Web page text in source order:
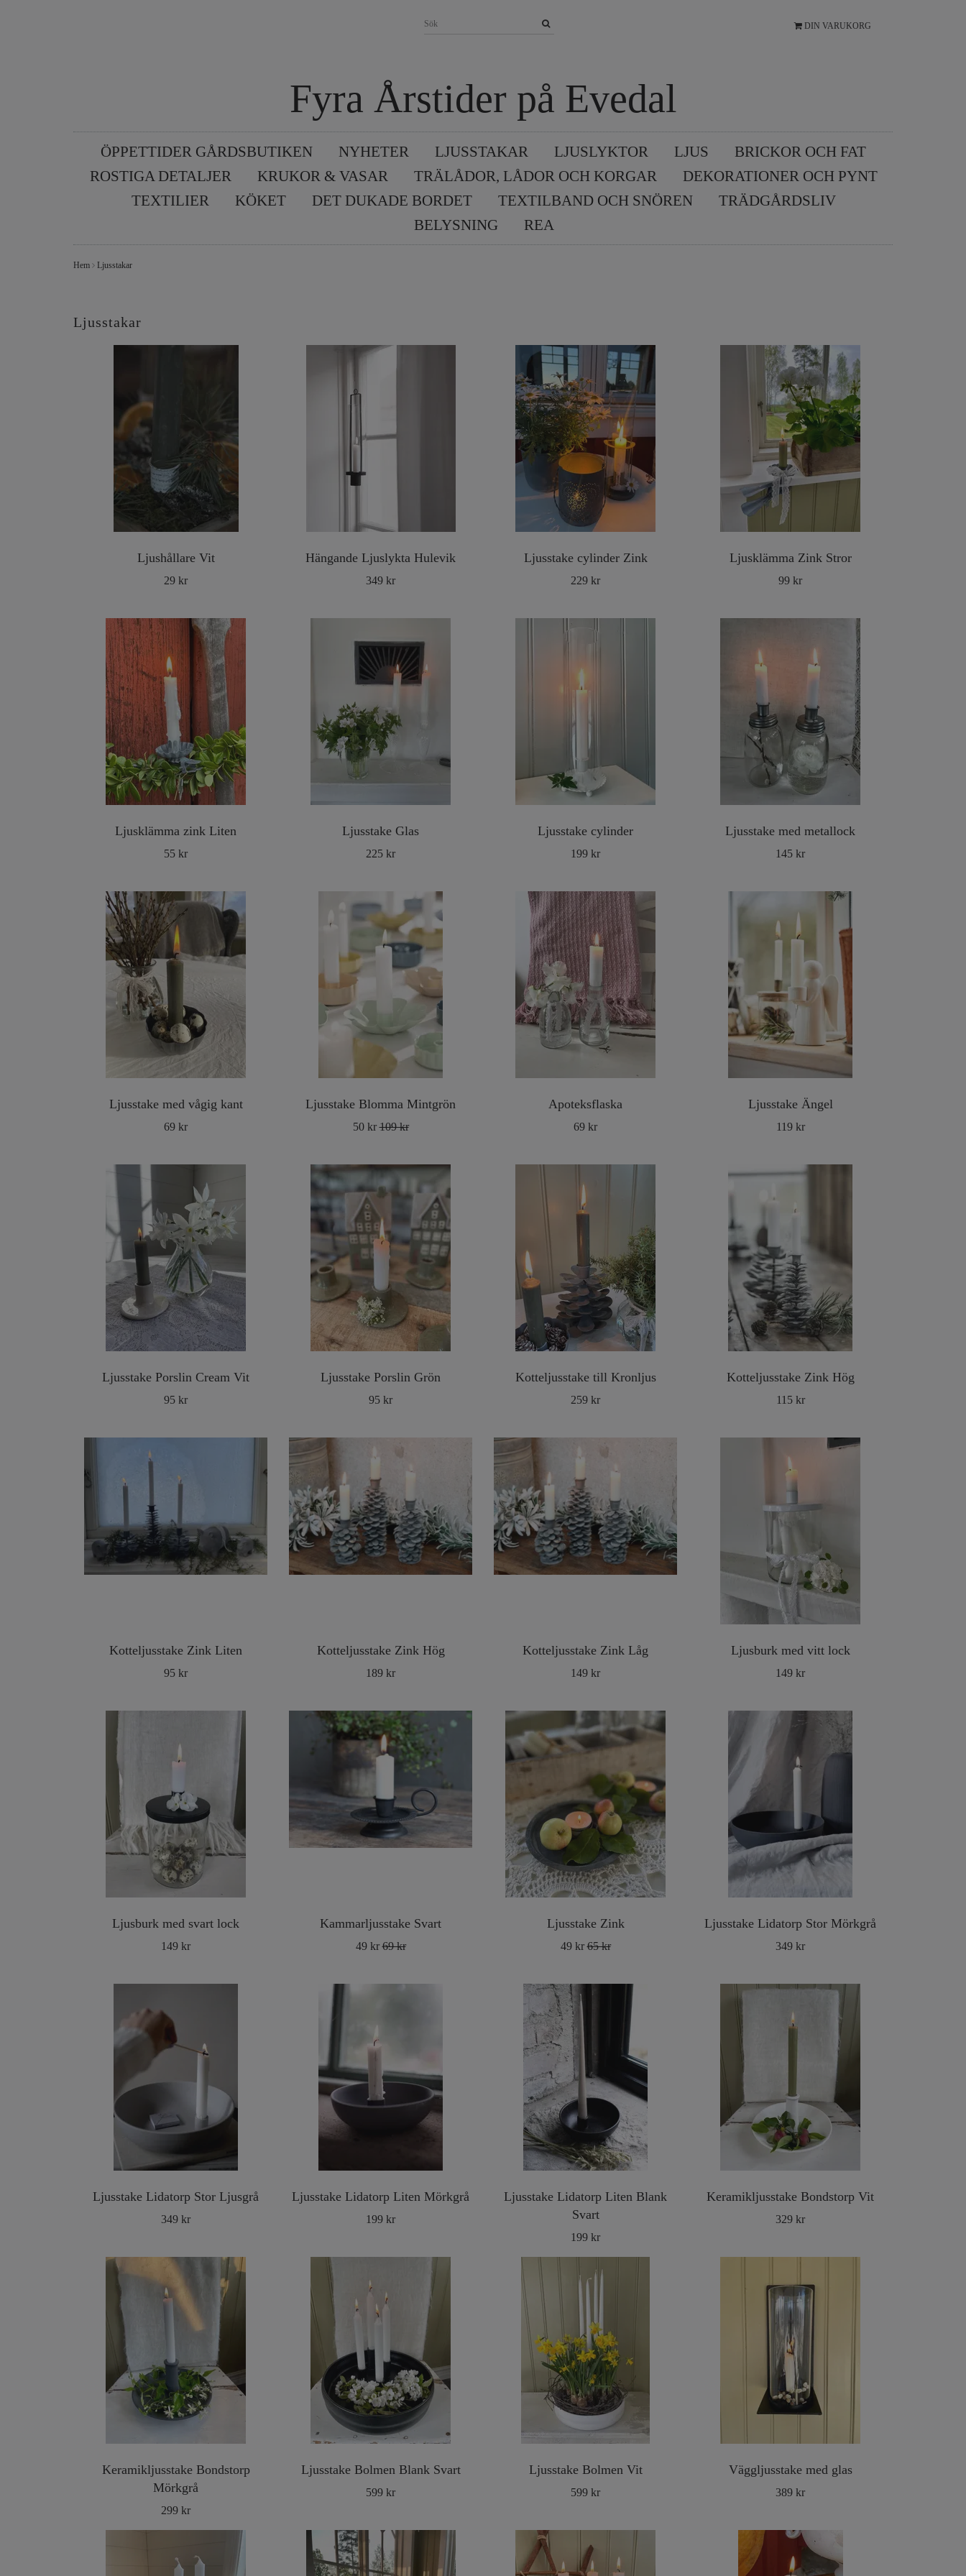
DIN VARUKORG
Fyra Årstider på Evedal
ÖPPETTIDER GÅRDSBUTIKEN NYHETER LJUSSTAKAR LJUSLYKTOR LJUS
BRICKOR OCH FAT
ROSTIGA DETALJER
KRUKOR & VASAR TRÄLÅDOR, LÅDOR OCH KORGAR
DEKORATIONER OCH PYNT
TEXTILIER
KÖKET DET DUKADE BORDET TEXTILBAND OCH SNÖREN
TRÄDGÅRDSLIV
BELYSNING
REA
Hem Ljusstakar
Ljusstakar
Ljushållare Vit
29 kr
Hängande Ljuslykta Hulevik
349 kr
Ljusstake cylinder Zink
229 kr
Ljusklämma Zink Stror
99 kr
Ljusklämma zink Liten
55 kr
Ljusstake Glas
225 kr
Ljusstake cylinder
199 kr
Ljusstake med metallock
145 kr
Ljusstake med vågig kant
69 kr
Ljusstake Blomma Mintgrön
50 kr109 kr
Apoteksflaska
69 kr
Ljusstake Ängel
119 kr
Ljusstake Porslin Cream Vit
95 kr
Ljusstake Porslin Grön
95 kr
Kotteljusstake till Kronljus
259 kr
Kotteljusstake Zink Hög
115 kr
Kotteljusstake Zink Liten
95 kr
Kotteljusstake Zink Hög
189 kr
Kotteljusstake Zink Låg
149 kr
Ljusburk med vitt lock
149 kr
Ljusburk med svart lock
149 kr
Kammarljusstake Svart
49 kr69 kr
Ljusstake Zink
49 kr65 kr
Ljusstake Lidatorp Stor Mörkgrå
349 kr
Ljusstake Lidatorp Stor Ljusgrå
349 kr
Ljusstake Lidatorp Liten Mörkgrå
199 kr
Ljusstake Lidatorp Liten Blank
Svart
199 kr
Keramikljusstake Bondstorp Vit
329 kr
Keramikljusstake Bondstorp
Mörkgrå
299 kr
Ljusstake Bolmen Blank Svart
599 kr
Ljusstake Bolmen Vit
599 kr
Väggljusstake med glas
389 kr